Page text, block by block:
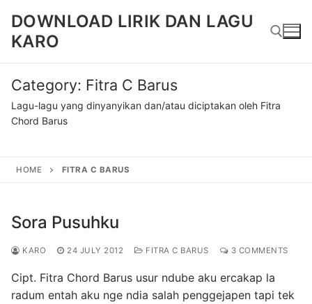
content
DOWNLOAD LIRIK DAN LAGU
KARO
Search for:
Category: Fitra C Barus
Lagu-lagu yang dinyanyikan dan/atau diciptakan oleh Fitra
Chord Barus
HOME FITRA C BARUS
Sora Pusuhku
KARO 24 JULY 2012 FITRA C BARUS 3 COMMENTS
Cipt. Fitra Chord Barus usur ndube aku ercakap la
radum entah aku nge ndia salah penggejapen tapi tek